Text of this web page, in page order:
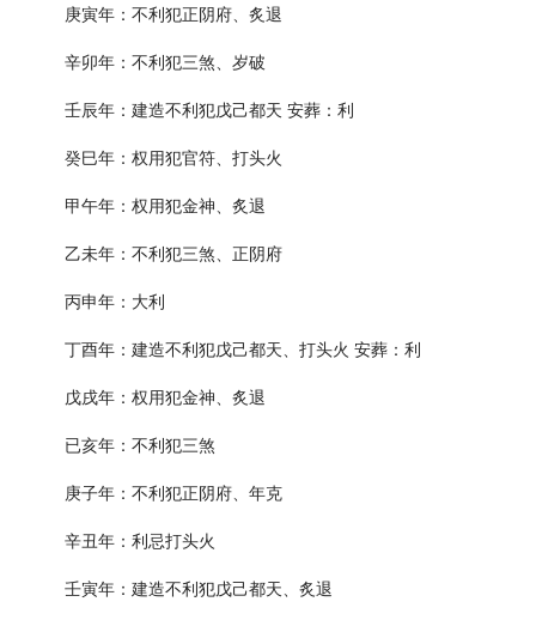
庚寅年：不利犯正阴府、炙退
辛卯年：不利犯三煞、岁破
壬辰年：建造不利犯戊己都天 安葬：利
癸巳年：权用犯官符、打头火
甲午年：权用犯金神、炙退
乙未年：不利犯三煞、正阴府
丙申年：大利
丁酉年：建造不利犯戊己都天、打头火 安葬：利
戊戌年：权用犯金神、炙退
已亥年：不利犯三煞
庚子年：不利犯正阴府、年克
辛丑年：利忌打头火
壬寅年：建造不利犯戊己都天、炙退